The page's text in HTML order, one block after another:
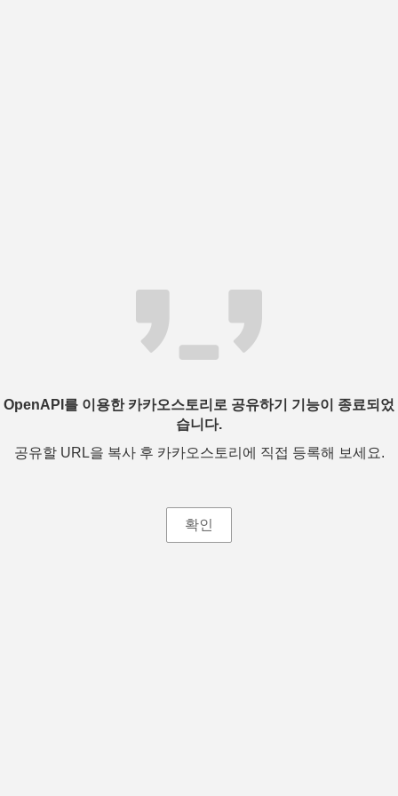
OpenAPI를 이용한 카카오스토리로 공유하기 기능이 종료되었
습니다.
공유할 URL을 복사 후 카카오스토리에 직접 등록해 보세요.
확인